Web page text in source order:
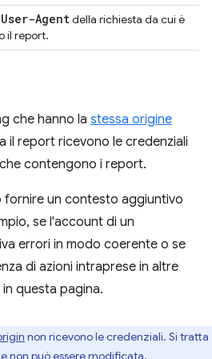
User-Agent della richiesta da cui è
il report.
che hanno la stessa origine
il report ricevono le credenziali
contengono i report.
fornire un contesto aggiuntivo
se l'account di un
errori in modo coerente o se
di azioni intraprese in altre
questa pagina.
non ricevono le credenziali. Si tratta
non può essere modificata.